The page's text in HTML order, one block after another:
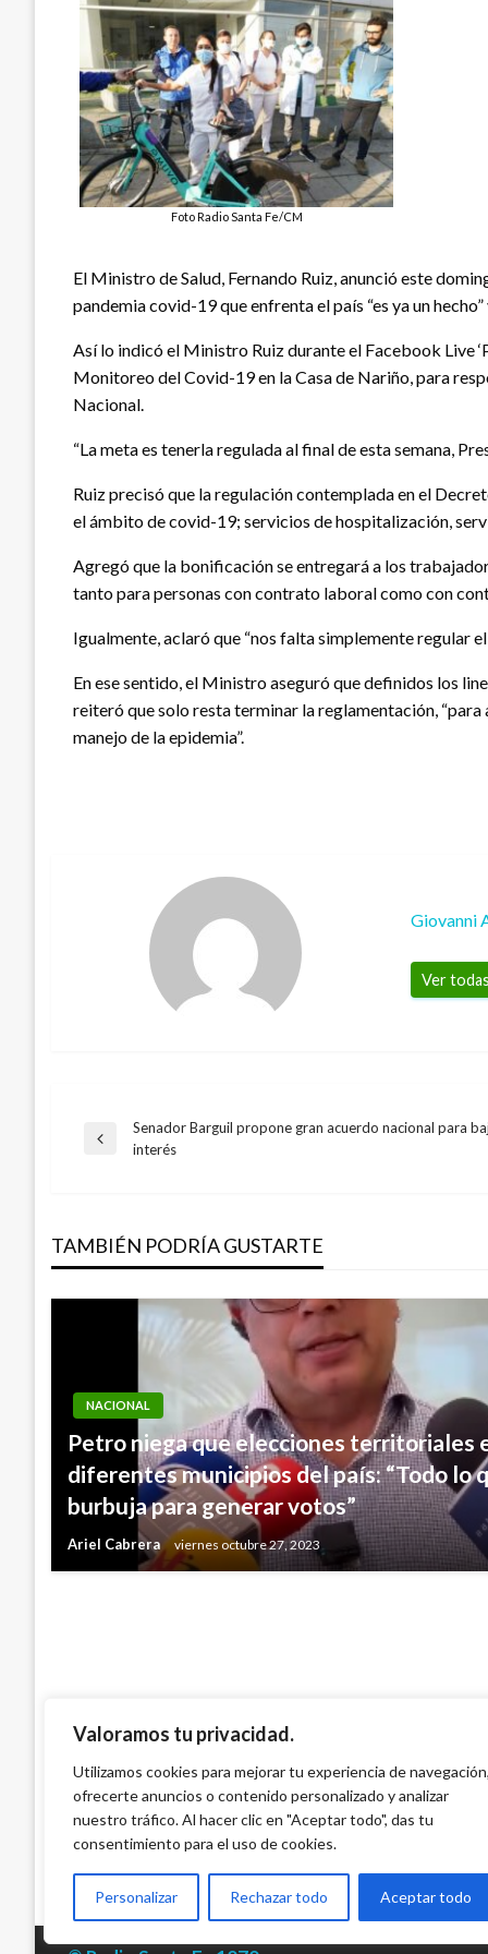
Valoramos tu privacidad.
Utilizamos cookies para mejorar tu experiencia de navegación,
ofrecerte anuncios o contenido personalizado y analizar
nuestro tráfico. Al hacer clic en "Aceptar todo", das tu
consentimiento para el uso de cookies.
Personalizar Rechazar todo Aceptar todo
Foto Radio Santa Fe/CM
El Ministro de Salud, Fernando Ruiz, anunció este
pandemia covid-19 que enfrenta el país “es ya un
Así lo indicó el Ministro Ruiz durante el Facebook Live
Monitoreo del Covid-19 en la Casa de Nariño, para
Nacional.
“La meta es tenerla regulada al final de esta semana,
Ruiz precisó que la regulación contemplada en el
el ámbito de covid-19; servicios de hospitalización,
Agregó que la bonificación se entregará a los
tanto para personas con contrato laboral como con
Igualmente, aclaró que “nos falta simplemente regular
En ese sentido, el Ministro aseguró que definidos los
reiteró que solo resta terminar la reglamentación,
manejo de la epidemia”.
Giovanni
Ver
Navegación
entradas
Entrada
Senador Barguil propone gran acuerdo nacional para
interés
TAMBIÉN PODRÍA GUSTARTE
NACIONAL
Petro niega que elecciones territoriales
diferentes municipios del país: “Todo lo
burbuja para generar votos”
Ariel Cabrera viernes octubre 27, 2023
NACIONAL
Organización Mundial de Sanidad
estatus de libre de fiebre aftosa por
Giovanni Alarcón M. lunes diciembre 11, 2017